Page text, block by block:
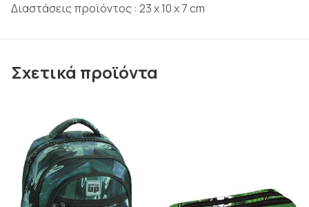
Διαστάσεις προϊόντος : 23 x 10 x 7 cm
Σχετικά προϊόντα